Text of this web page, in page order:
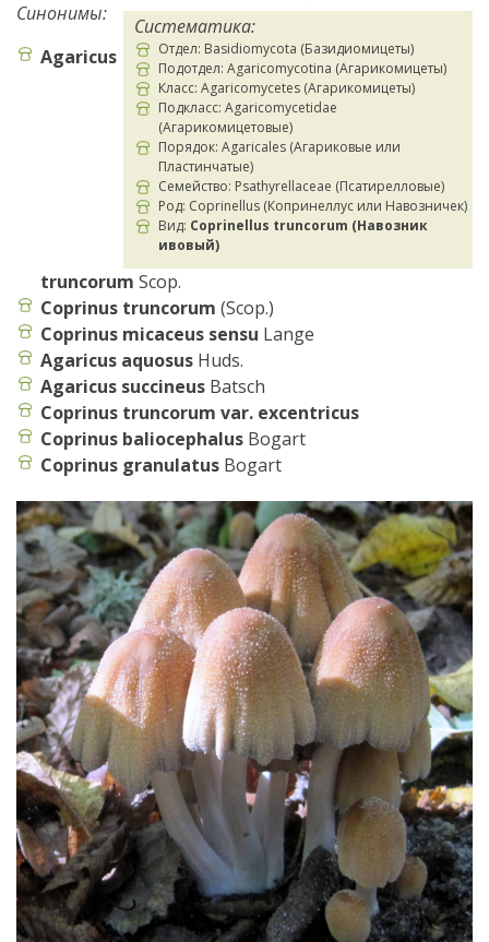
Систематика:
Отдел: Basidiomycota (Базидиомицеты)
Подотдел: Agaricomycotina (Агарикомицеты)
Класс: Agaricomycetes (Агарикомицеты)
Подкласс: Agaricomycetidae
(Агарикомицетовые)
Порядок: Agaricales (Агариковые или
Пластинчатые)
Семейство: Psathyrellaceae (Псатирелловые)
Род: Coprinellus (Копринеллус или Навозничек)
Вид: Coprinellus truncorum (Навозник
ивовый)
Синонимы:
Agaricus
truncorum Scop.
Coprinus truncorum (Scop.)
Coprinus micaceus sensu Lange
Agaricus aquosus Huds.
Agaricus succineus Batsch
Coprinus truncorum var. excentricus
Coprinus baliocephalus Bogart
Coprinus granulatus Bogart